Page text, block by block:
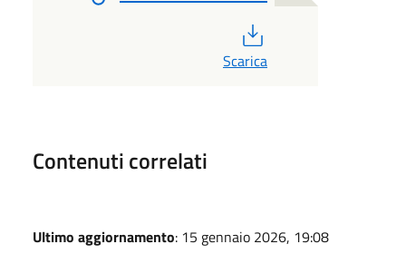
Scarica
Contenuti correlati
Ultimo aggiornamento: 15 gennaio 2026, 19:08